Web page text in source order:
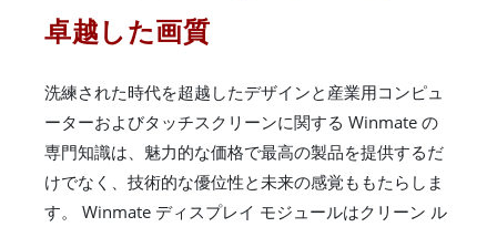
卓越した画質
洗練された時代を超越したデザインと産業用コンピュ
ーターおよびタッチスクリーンに関する Winmate の
専門知識は、魅力的な価格で最高の製品を提供するだ
けでなく、技術的な優位性と未来の感覚ももたらしま
す。 Winmate ディスプレイ モジュールはクリーン ル